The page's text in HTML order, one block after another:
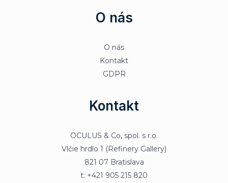
O nás
O nás
Kontakt
GDPR
Kontakt
OCULUS & Co, spol. s r.o.
Vlčie hrdlo 1 (Refinery Gallery)
821 07 Bratislava
t: +421 905 215 820